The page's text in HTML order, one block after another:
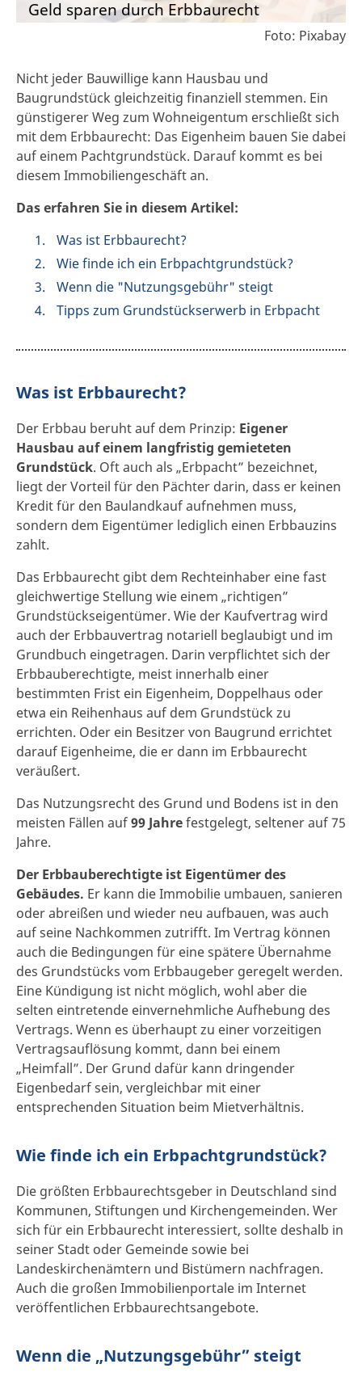
Geld sparen durch Erbbaurecht
Foto: Pixabay
Nicht jeder Bauwillige kann Hausbau und
Baugrundstück gleichzeitig finanziell stemmen. Ein
günstigerer Weg zum Wohneigentum erschließt sich
mit dem Erbbaurecht: Das Eigenheim bauen Sie dabei
auf einem Pachtgrundstück. Darauf kommt es bei
diesem Immobiliengeschäft an.
Das erfahren Sie in diesem Artikel:
Was ist Erbbaurecht?
Wie finde ich ein Erbpachtgrundstück?
Wenn die "Nutzungsgebühr" steigt
Tipps zum Grundstückserwerb in Erbpacht
Was ist Erbbaurecht?
Der Erbbau beruht auf dem Prinzip: Eigener
Hausbau auf einem langfristig gemieteten
Grundstück. Oft auch als „Erbpacht” bezeichnet,
liegt der Vorteil für den Pächter darin, dass er keinen
Kredit für den Baulandkauf aufnehmen muss,
sondern dem Eigentümer lediglich einen Erbbauzins
zahlt.
Das Erbbaurecht gibt dem Rechteinhaber eine fast
gleichwertige Stellung wie einem „richtigen”
Grundstückseigentümer. Wie der Kaufvertrag wird
auch der Erbbauvertrag notariell beglaubigt und im
Grundbuch eingetragen. Darin verpflichtet sich der
Erbbauberechtigte, meist innerhalb einer
bestimmten Frist ein Eigenheim, Doppelhaus oder
etwa ein Reihenhaus auf dem Grundstück zu
errichten. Oder ein Besitzer von Baugrund errichtet
darauf Eigenheime, die er dann im Erbbaurecht
veräußert.
Das Nutzungsrecht des Grund und Bodens ist in den
meisten Fällen auf99 Jahrefestgelegt, seltener auf 75
Jahre.
Der Erbbauberechtigte ist Eigentümer des
Gebäudes. Er kann die Immobilie umbauen, sanieren
oder abreißen und wieder neu aufbauen, was auch
auf seine Nachkommen zutrifft. Im Vertrag können
auch die Bedingungen für eine spätere Übernahme
des Grundstücks vom Erbbaugeber geregelt werden.
Eine Kündigung ist nicht möglich, wohl aber die
selten eintretende einvernehmliche Aufhebung des
Vertrags. Wenn es überhaupt zu einer vorzeitigen
Vertragsauflösung kommt, dann bei einem
„Heimfall”. Der Grund dafür kann dringender
Eigenbedarf sein, vergleichbar mit einer
entsprechenden Situation beim Mietverhältnis.
Wie finde ich ein Erbpachtgrundstück?
Die größten Erbbaurechtsgeber in Deutschland sind
Kommunen, Stiftungen und Kirchengemeinden. Wer
sich für ein Erbbaurecht interessiert, sollte deshalb in
seiner Stadt oder Gemeinde sowie bei
Landeskirchenämtern und Bistümern nachfragen.
Auch die großen Immobilienportale im Internet
veröffentlichen Erbbaurechtsangebote.
Wenn die „Nutzungsgebühr” steigt